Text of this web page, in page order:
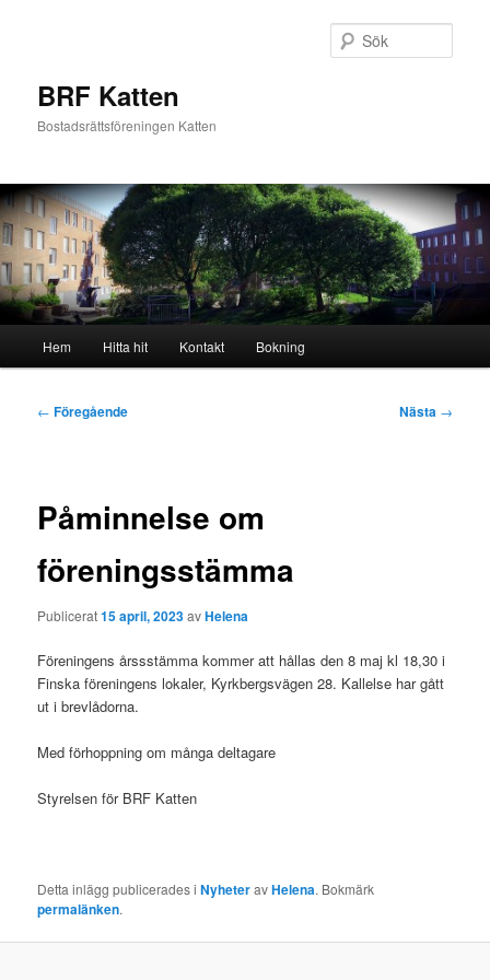
BRF Katten
Bostadsrättsföreningen Katten
Hem Hitta hit Kontakt Bokning
Inläggsnavigering
← Föregående Nästa →
Påminnelse om
föreningsstämma
Publicerat15 april, 2023avHelena
Föreningens årssstämma kommer att hållas den 8 maj kl 18,30 i
Finska föreningens lokaler, Kyrkbergsvägen 28. Kallelse har gått
ut i brevlådorna.
Med förhoppning om många deltagare
Styrelsen för BRF Katten
Detta inlägg publicerades iNyheteravHelena. Bokmärk
permalänken.